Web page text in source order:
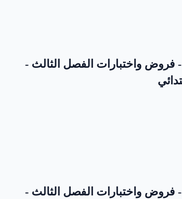
الموضوع رقم 52 - فروض واختبارات الفصل الثالث -
الموضوع رقم 51 - فروض واختبارات الفصل الثالث -